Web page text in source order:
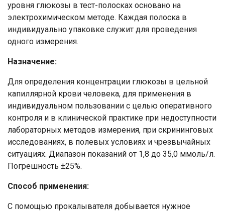
уровня глюкозы в тест-полосках основано на
электрохимическом методе. Каждая полоска в
индивидуально упаковке служит для проведения
одного измерения.
Назначение:
Для определения концентрации глюкозы в цельной
капиллярной крови человека, для применения в
индивидуальном пользовании с целью оперативного
контроля и в клинической практике при недоступности
лабораторных методов измерения, при скрининговых
исследованиях, в полевых условиях и чрезвычайных
ситуациях. Диапазон показаний от 1,8 до 35,0 ммоль/л.
Погрешность ±25%.
Способ применения:
С помощью прокалывателя добывается нужное